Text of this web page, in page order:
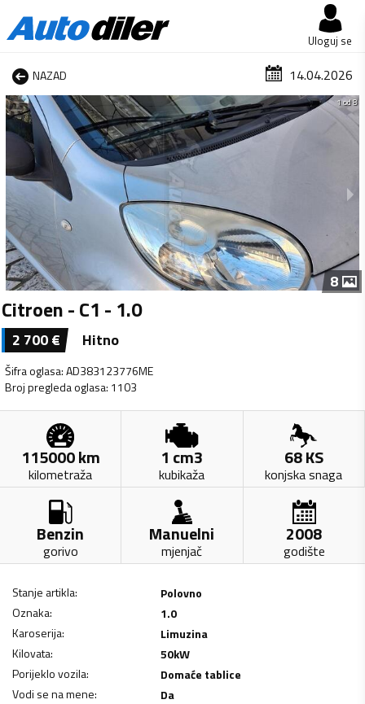
Uloguj se
NAZAD 14.04.2026
1 od 8
8
Citroen - C1 - 1.0
2 700€ Hitno
Šifra oglasa:AD383123776ME
Broj pregleda oglasa: 1103
115000km
kilometraža
1 cm3
kubikaža
68KS
konjska snaga
Benzin
gorivo
Manuelni
mjenjač
2008
godište
Stanje artikla:
Polovno
Oznaka:
1.0
Karoserija:
Limuzina
Kilovata: 50kW
Porijeklo vozila:
Domaće tablice
Vodi se na mene:
Da